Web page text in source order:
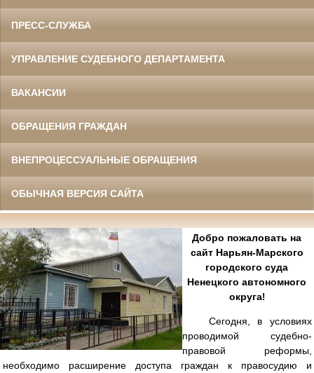
ПРЕСС-СЛУЖБА
УПРАВЛЕНИЕ СУДЕБНОГО ДЕПАРТАМЕНТА
ВАКАНСИИ
ОБРАЩЕНИЯ ГРАЖДАН
ВНЕПРОЦЕССУАЛЬНЫЕ ОБРАЩЕНИЯ
ОБЫЧНАЯ ВЕРСИЯ САЙТА
Добро пожаловать на
сайт Нарьян-Марского
городского суда
Ненецкого автономного
округа!
Сегодня, в условиях
проводимой судебно-
правовой реформы,
необходимо расширение доступа граждан к правосудию и